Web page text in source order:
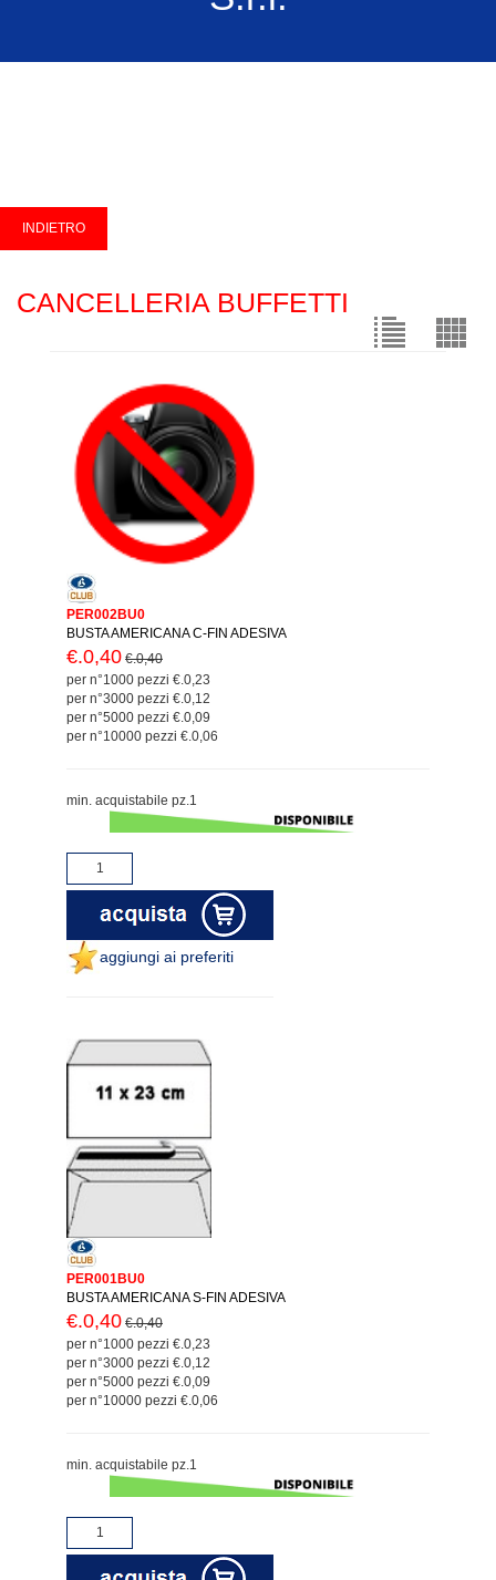
CANCELLERIA BUFFETTI
PER002BU0
BUSTA AMERICANA C-FIN ADESIVA
€.0,40 €.0,40
per n°1000 pezzi €.0,23
per n°3000 pezzi €.0,12
per n°5000 pezzi €.0,09
per n°10000 pezzi €.0,06
min. acquistabile pz.1
aggiungi ai preferiti
PER001BU0
BUSTA AMERICANA S-FIN ADESIVA
€.0,40 €.0,40
per n°1000 pezzi €.0,23
per n°3000 pezzi €.0,12
per n°5000 pezzi €.0,09
per n°10000 pezzi €.0,06
min. acquistabile pz.1